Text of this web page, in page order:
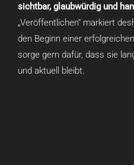
sichtbar, glaubwürdig und
„Veröffentlichen“ markiert
den Beginn einer
sorge gern dafür, dass sie
und aktuell bleibt.